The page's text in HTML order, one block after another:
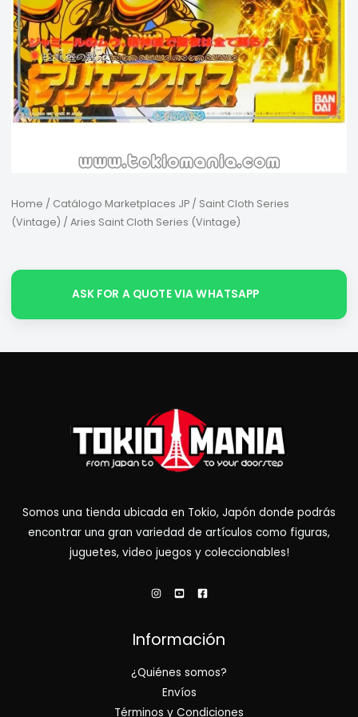
Home / Catálogo Marketplaces JP/ Saint Cloth Series
(Vintage) / Aries Saint Cloth Series (Vintage)
ASK FOR A QUOTE VIA WHATSAPP
Somos una tienda ubicada en Tokio, Japón donde podrás
encontrar una gran variedad de artículos como figuras,
juguetes, video juegos y coleccionables!
Información
¿Quiénes somos?
Envíos
Términos y Condiciones